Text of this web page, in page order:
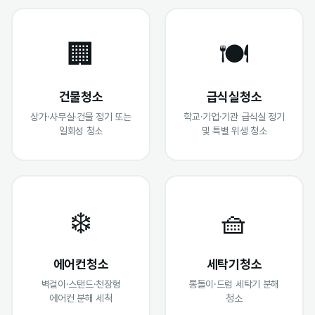
🏢
건물청소
상가·사무실·건물 정기 또는
일회성 청소
🍽️
급식실청소
학교·기업·기관 급식실 정기
및 특별 위생 청소
❄️
에어컨청소
벽걸이·스탠드·천장형
에어컨 분해 세척
🧺
세탁기청소
통돌이·드럼 세탁기 분해
청소